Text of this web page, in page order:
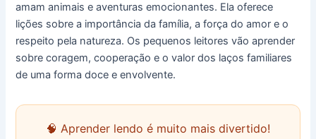
amam animais e aventuras emocionantes. Ela oferece
lições sobre a importância da família, a força do amor e o
respeito pela natureza. Os pequenos leitores vão aprender
sobre coragem, cooperação e o valor dos laços familiares
de uma forma doce e envolvente.
🧠 Aprender lendo é muito mais divertido!